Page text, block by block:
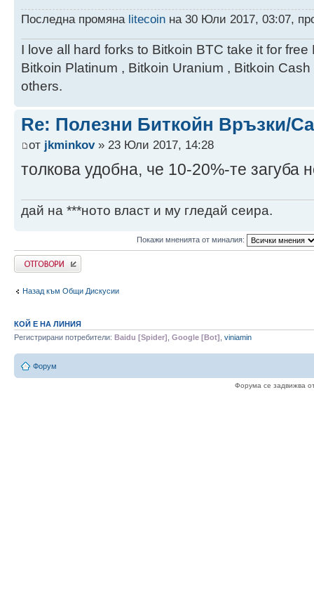
Последна промяна litecoin на 30 Юли 2017, 03:07,
I love all hard forks to Bitkoin BTC take it for
Bitkoin Platinum , Bitkoin Uranium , Bitkoin
others.
Re: Полезни Биткойн Връзки/
от jkminkov» 23 Юли 2017, 14:28
толкова удобна, че 10-20%-те загуба
дай на ***ното власт и му гледай сеира.
Покажи мненията от миналия:
Напиши коментар
Назад към Общи Дискусии
КОЙ Е НА ЛИНИЯ
Регистрирани потребители: Baidu [Spider] Google [Bot] viniamin
Форум
Форума се задвижва